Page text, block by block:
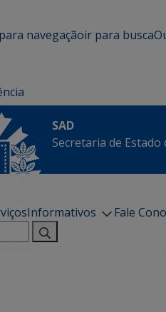
navegaçãoir para busca
SAD
Secretaria de
Informativos Fale